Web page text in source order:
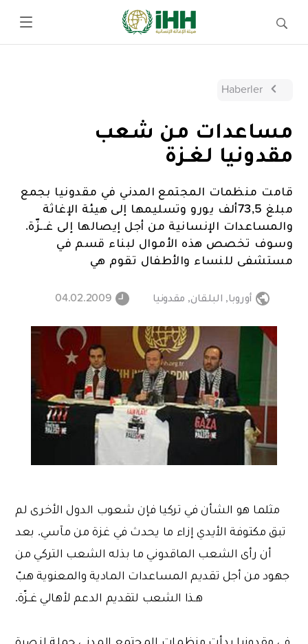
Haberler
مساعدات من شعب
مقدونيا لغـزة
قامت منظمات المجتمع المدني في مقدونيا بجمع
مبلغ 73,5ألف يورو وتسليمها إلى هيئة الإغاثة
والمساعدات الإنسانية من أجل إيصالها إلى غــزّة.
وسوف تخصص هذه الأموال لبناء قسم في
مستشفى للنساء والأطفال تقوم هي
أوروبا, البلقان, مقدونيا 04.02.2009
مثلما هو الشأن في تركيا فإن شعوب الدول الأخرى لم
تبق مكتوفة الأيدي إزاء ما يحدث في غـزة من مآسي. بعد
أن رأى الشعب الماقدوني ما بذله الشعب التركي من
جهود من أجل تقديم المساعدات المادية والمعنوية هبّ
هـذا الشعب لتقديم الدعم لأهالي غــزّة.